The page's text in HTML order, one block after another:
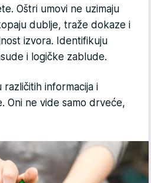
Oštri umovi ne uzimaju
dublje, traže dokaze i
izvora. Identifikuju
i logičke zablude.
informacija i
Oni ne vide samo drveće,